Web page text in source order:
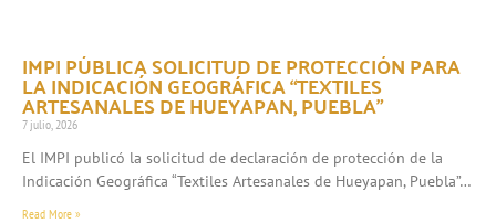
IMPI PÚBLICA SOLICITUD DE PROTECCIÓN PARA
LA INDICACIÓN GEOGRÁFICA “TEXTILES
ARTESANALES DE HUEYAPAN, PUEBLA”
7 julio, 2026
El IMPI publicó la solicitud de declaración de protección de la
Indicación Geográfica “Textiles Artesanales de Hueyapan, Puebla”…
Read More »